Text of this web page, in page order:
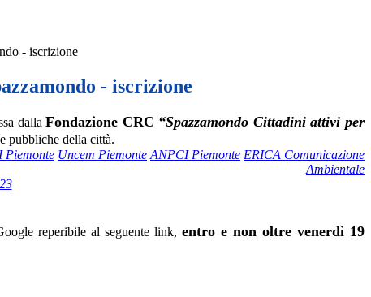
- iscrizione
- iscrizione
dallaFondazione CRC “Spazzamondo Cittadini attivi per
pubbliche della città.
Piemonte Uncem Piemonte ANPCI Piemonte ERICA Comunicazione
Ambientale
reperibile al seguente link, entro e non oltre venerdì 19